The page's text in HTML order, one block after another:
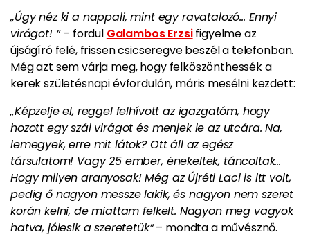
„Úgy néz ki a nappali, mint egy ravatalozó… Ennyi
virágot! ”– fordul Galambos Erzsifigyelme az
újságíró felé, frissen csicseregve beszél a telefonban.
Még azt sem várja meg, hogy felköszönthessék a
kerek születésnapi évfordulón, máris mesélni kezdett:
„Képzelje el, reggel felhívott az igazgatóm, hogy
hozott egy szál virágot és menjek le az utcára. Na,
lemegyek, erre mit látok? Ott áll az egész
társulatom! Vagy 25 ember, énekeltek, táncoltak...
Hogy milyen aranyosak! Még az Újréti Laci is itt volt,
pedig ő nagyon messze lakik, és nagyon nem szeret
korán kelni, de miattam felkelt. Nagyon meg vagyok
hatva, jólesik a szeretetük”– mondta a művésznő.